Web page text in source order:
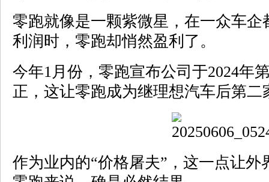
零跑就像是一颗紫微星，在一众车
利润时，零跑却悄然盈利了。
今年1月份，零跑宣布公司于2024年
正，这让零跑成为继理想汽车后第二
作为业内的“价格屠夫”，这一点让